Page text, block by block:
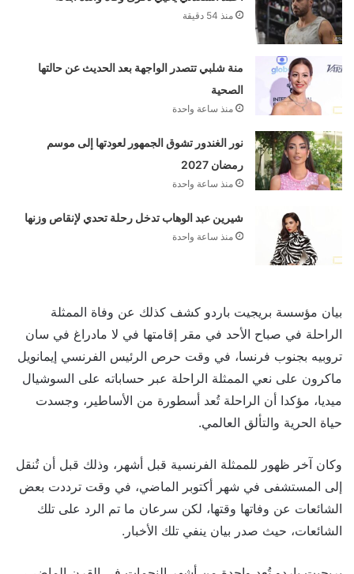
منذ 54 دقيقة
منة شلبي تتصدر الواجهة بعد الحديث عن حالتها
الصحية
منذ ساعة واحدة
نور الغندور تشوق الجمهور لعودتها إلى موسم
رمضان 2027
منذ ساعة واحدة
شيرين عبد الوهاب تدخل رحلة تحدي لإنقاص وزنها
منذ ساعة واحدة
بيان مؤسسة بريجيت باردو كشف كذلك عن وفاة الممثلة
الراحلة في صباح الأحد في مقر إقامتها في لا مادراغ في سان
تروبيه بجنوب فرنسا، في وقت حرص الرئيس الفرنسي إيمانويل
ماكرون على نعي الممثلة الراحلة عبر حساباته على السوشيال
ميديا، مؤكدا أن الراحلة تُعد أسطورة من الأساطير، وجسدت
حياة الحرية والتألق العالمي.
وكان آخر ظهور للممثلة الفرنسية قبل أشهر، وذلك قبل أن تُنقل
إلى المستشفى في شهر أكتوبر الماضي، في وقت ترددت بعض
الشائعات عن وفاتها وقتها، لكن سرعان ما تم الرد على تلك
الشائعات، حيث صدر بيان ينفي تلك الأخبار.